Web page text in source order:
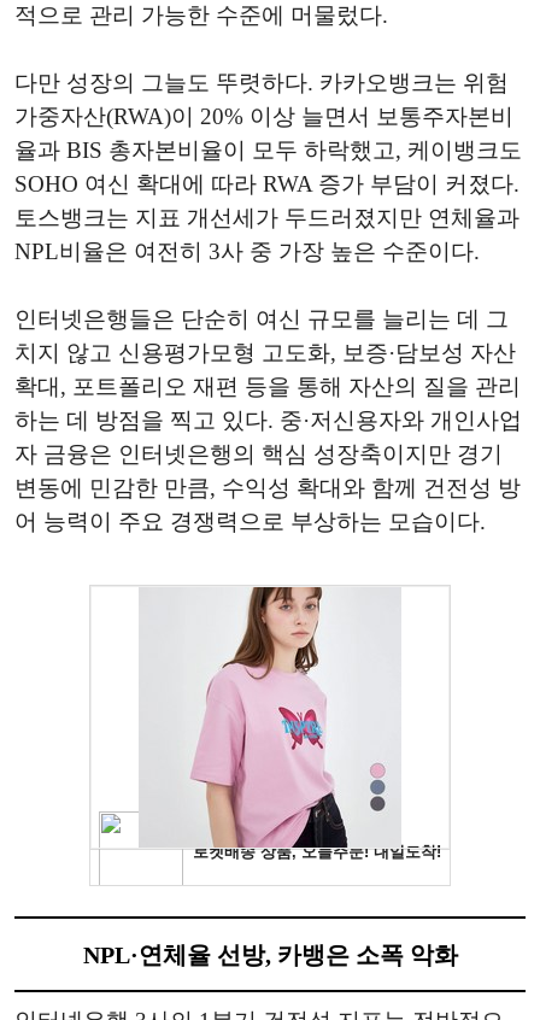
적으로 관리 가능한 수준에 머물렀다.
다만 성장의 그늘도 뚜렷하다. 카카오뱅크는 위험
가중자산(RWA)이 20% 이상 늘면서 보통주자본비
율과 BIS 총자본비율이 모두 하락했고, 케이뱅크도
SOHO 여신 확대에 따라 RWA 증가 부담이 커졌다.
토스뱅크는 지표 개선세가 두드러졌지만 연체율과
NPL비율은 여전히 3사 중 가장 높은 수준이다.
인터넷은행들은 단순히 여신 규모를 늘리는 데 그
치지 않고 신용평가모형 고도화, 보증·담보성 자산
확대, 포트폴리오 재편 등을 통해 자산의 질을 관리
하는 데 방점을 찍고 있다. 중·저신용자와 개인사업
자 금융은 인터넷은행의 핵심 성장축이지만 경기
변동에 민감한 만큼, 수익성 확대와 함께 건전성 방
어 능력이 주요 경쟁력으로 부상하는 모습이다.
NPL·연체율 선방, 카뱅은 소폭 악화